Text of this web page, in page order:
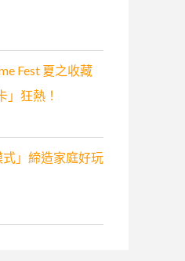
Fest 夏之收藏
」狂熱！
」締造家庭好玩